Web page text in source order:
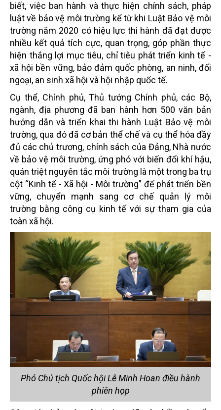
biết, việc ban hành và thực hiện chính sách, pháp
luật về bảo vệ môi trường kể từ khi Luật Bảo vệ môi
trường năm 2020 có hiệu lực thi hành đã đạt được
nhiều kết quả tích cực, quan trọng, góp phần thực
hiện thắng lợi mục tiêu, chỉ tiêu phát triển kinh tế -
xã hội bền vững, bảo đảm quốc phòng, an ninh, đối
ngoại, an sinh xã hội và hội nhập quốc tế.
Cụ thể, Chính phủ, Thủ tướng Chính phủ, các Bộ,
ngành, địa phương đã ban hành hơn 500 văn bản
hướng dẫn và triển khai thi hành Luật Bảo vệ môi
trường, qua đó đã cơ bản thể chế và cụ thể hóa đầy
đủ các chủ trương, chính sách của Đảng, Nhà nước
về bảo vệ môi trường, ứng phó với biến đổi khí hậu,
quán triệt nguyên tắc môi trường là một trong ba trụ
cột “Kinh tế - Xã hội - Môi trường” để phát triển bền
vững, chuyển mạnh sang cơ chế quản lý môi
trường bằng công cụ kinh tế với sự tham gia của
toàn xã hội.
Phó Chủ tịch Quốc hội Lê Minh Hoan điều hành
phiên họp